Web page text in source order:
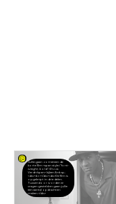
Jullie gaan zometeen de
korte film <span style="font-
weight: bold">Pizza
Verdi</span> kijken.&nbsp;
<div><br></div><div>De film is
opgeknipt in drie delen.
Tussendoor worden er
vragen gesteld en gaan jullie
een aantal opdrachten
maken.</div>